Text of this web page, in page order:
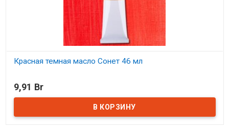
Красная темная масло Сонет 46 мл
9,91 Br